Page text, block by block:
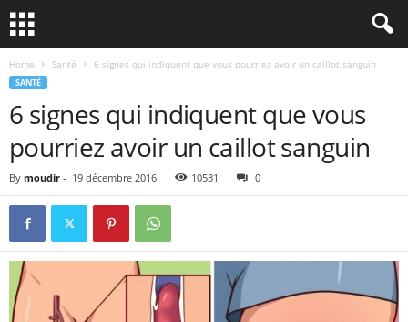
Home Santé 6 signes qui indiquent que vous pourriez avoir un caillot sanguin
SANTÉ
6 signes qui indiquent que vous
pourriez avoir un caillot sanguin
By moudir - 19 décembre 2016 10531 0